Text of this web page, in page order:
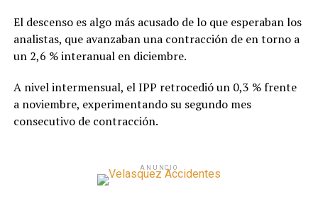
El descenso es algo más acusado de lo que esperaban los
analistas, que avanzaban una contracción de en torno a
un 2,6 % interanual en diciembre.
A nivel intermensual, el IPP retrocedió un 0,3 % frente
a noviembre, experimentando su segundo mes
consecutivo de contracción.
ANUNCIO